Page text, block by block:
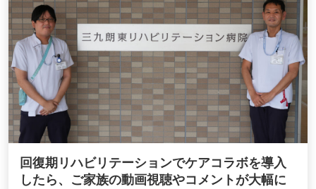
回復期リハビリテーションでケアコラボを導入
したら、ご家族の動画視聴やコメントが大幅に